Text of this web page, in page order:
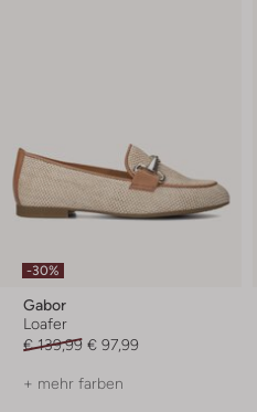
-30%
Gabor
Loafer
€ 139,99 € 97,99
+ mehr farben